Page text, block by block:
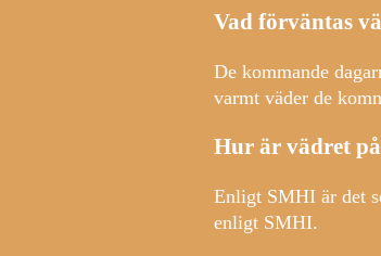
Vad förväntas
De kommande
varmt väder de
Hur är vädret
Enligt SMHI är det
enligt SMHI.